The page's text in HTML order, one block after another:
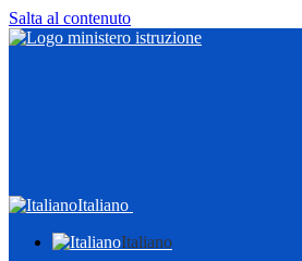
Salta al contenuto
Italiano
Italiano